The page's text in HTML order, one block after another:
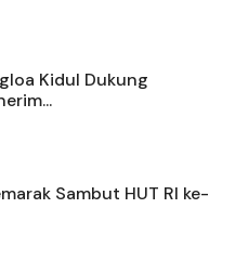
Kidul Dukung
Sambut HUT RI ke-